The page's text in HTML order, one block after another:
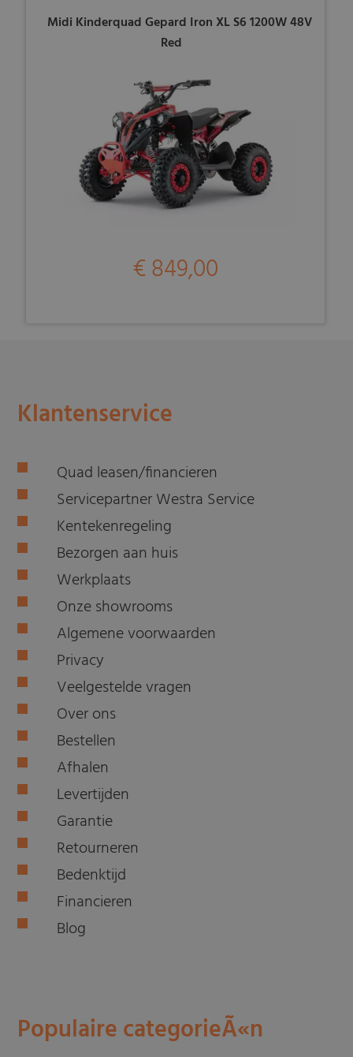
Midi Kinderquad Gepard Iron XL S6 1200W 48V
Red
€ 849,00
Klantenservice
Quad leasen/financieren
Servicepartner Westra Service
Kentekenregeling
Bezorgen aan huis
Werkplaats
Onze showrooms
Algemene voorwaarden
Privacy
Veelgestelde vragen
Over ons
Bestellen
Afhalen
Levertijden
Garantie
Retourneren
Bedenktijd
Financieren
Blog
Populaire categorieÃ«n